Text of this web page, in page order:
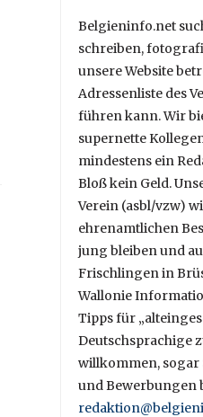
Belgieninfo.net
schreiben,
unsere Website
Adressenliste des
führen kann. Wir
supernette
mindestens ein
Bloß kein Geld.
Verein (asbl/vzw)
ehrenamtlichen
jung bleiben und
Frischlingen in
Wallonie
Tipps für
Deutschsprachige
willkommen, sogar
und Bewerbungen